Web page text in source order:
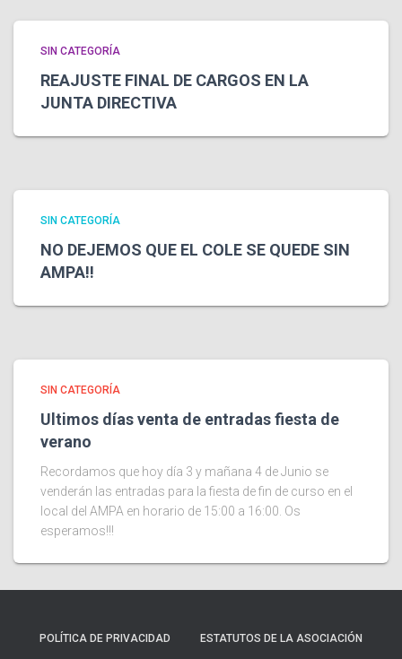
SIN CATEGORÍA
REAJUSTE FINAL DE CARGOS EN LA
JUNTA DIRECTIVA
SIN CATEGORÍA
NO DEJEMOS QUE EL COLE SE QUEDE SIN
AMPA!!
SIN CATEGORÍA
Ultimos días venta de entradas fiesta de
verano
Recordamos que hoy día 3 y mañana 4 de Junio se
venderán las entradas para la fiesta de fin de curso en el
local del AMPA en horario de 15:00 a 16:00. Os
esperamos!!!
POLÍTICA DE PRIVACIDAD ESTATUTOS DE LA ASOCIACIÓN